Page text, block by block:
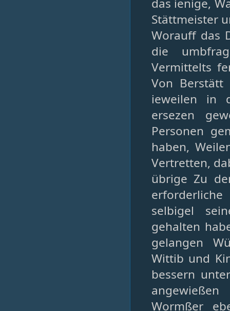
das ienige,
Stättmeister
Worauff das
die
Vermittelts
Von Berstätt
ieweilen in
ersezen
Personen
haben,
Vertretten,
übrige Zu
selbigel
gehalten
gelangen
Wittib und
bessern
Wormßer